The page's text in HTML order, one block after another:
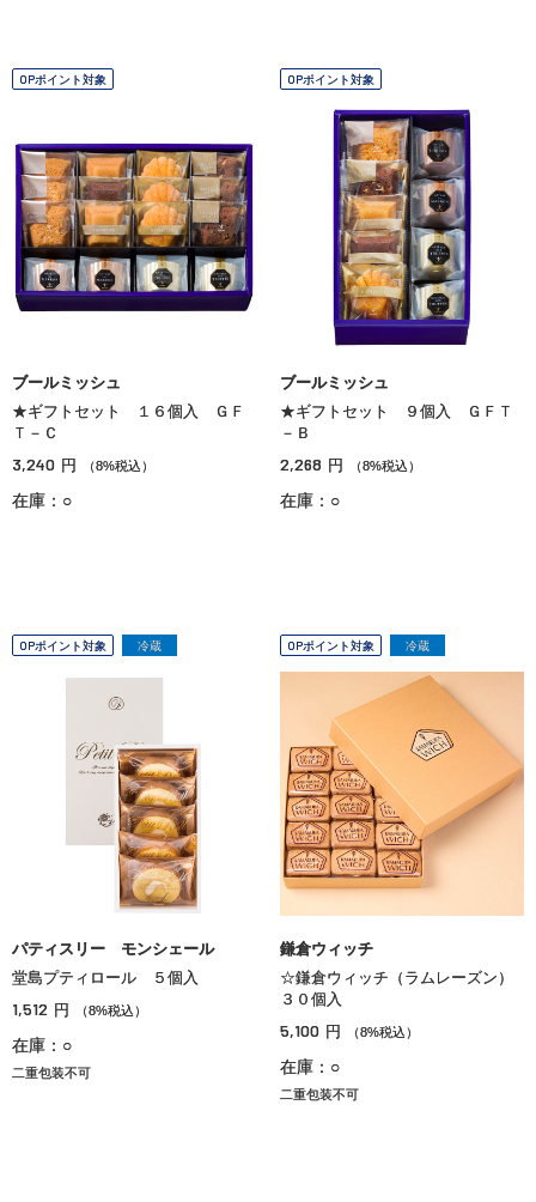
OPポイント対象
ブールミッシュ
★ギフトセット １６個入 ＧＦ
Ｔ－Ｃ
3,240 円 （8%税込）
在庫：○
OPポイント対象
ブールミッシュ
★ギフトセット ９個入 ＧＦＴ
－Ｂ
2,268 円 （8%税込）
在庫：○
OPポイント対象 冷蔵
パティスリー モンシェール
堂島プティロール ５個入
1,512 円 （8%税込）
在庫：○
二重包装不可
OPポイント対象 冷蔵
鎌倉ウィッチ
☆鎌倉ウィッチ（ラムレーズン）
３０個入
5,100 円 （8%税込）
在庫：○
二重包装不可